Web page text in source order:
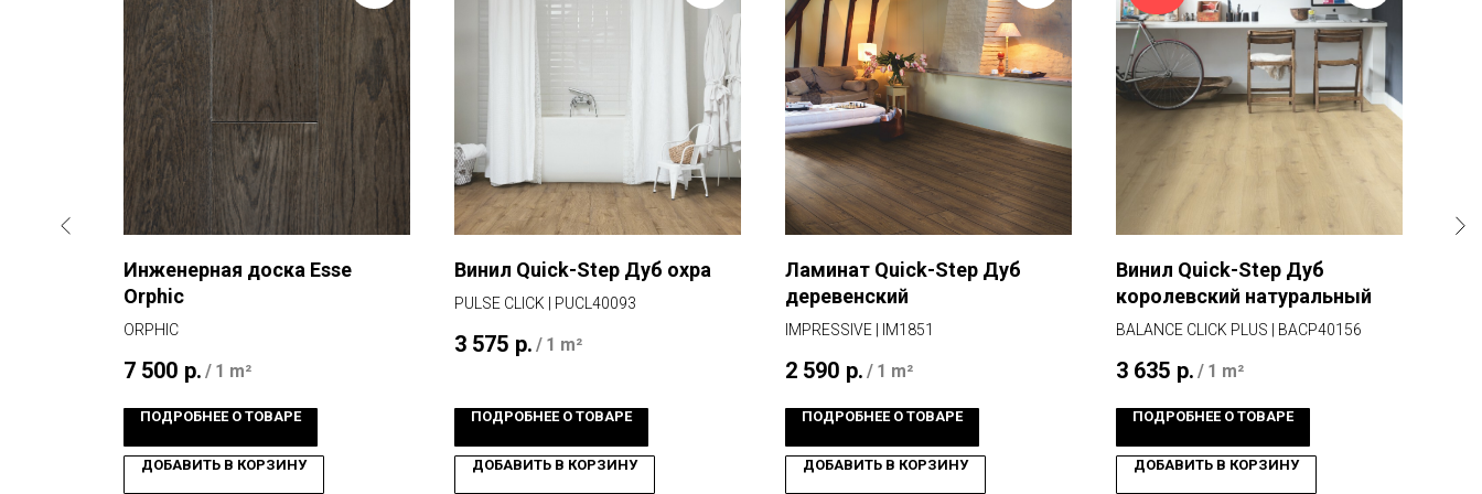
Инженерная доска Esse
Orphic
ORPHIC
7 500 р. / 1 m²
ПОДРОБНЕЕ О ТОВАРЕ
ДОБАВИТЬ В КОРЗИНУ
Винил Quick-Step Дуб охра
PULSE CLICK | PUCL40093
3 575 р. / 1 m²
ПОДРОБНЕЕ О ТОВАРЕ
ДОБАВИТЬ В КОРЗИНУ
Ламинат Quick-Step Дуб
деревенский
IMPRESSIVE | IM1851
2 590 р. / 1 m²
ПОДРОБНЕЕ О ТОВАРЕ
ДОБАВИТЬ В КОРЗИНУ
Винил Quick-Step Дуб
королевский натуральный
BALANCE CLICK PLUS | BACP40156
3 635 р. / 1 m²
ПОДРОБНЕЕ О ТОВАРЕ
ДОБАВИТЬ В КОРЗИНУ